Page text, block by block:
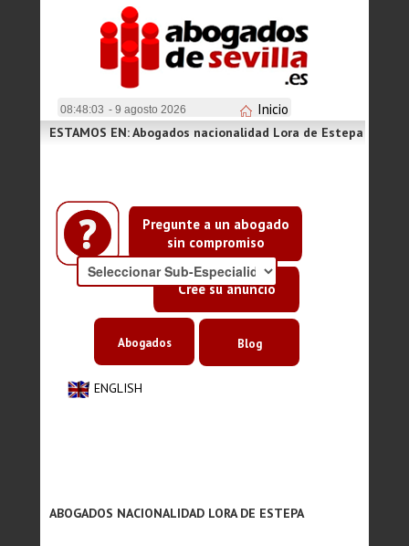
08:48:03 - 9 agosto 2026 Inicio
Pregunte a un abogado
sin compromiso
Cree su anuncio
ESTAMOS EN: Abogados nacionalidad Lora de Estepa
ENGLISH
Abogados Blog
ABOGADOS NACIONALIDAD LORA DE ESTEPA